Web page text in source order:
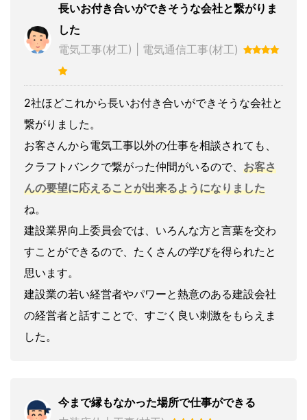
長いお付き合いができそうな会社と繋がりま
した
電気工事(材工) | 電気通信工事(材工)
2社ほどこれから長いお付き合いができそうな会社と
繋がりました。
お客さんから電気工事以外の仕事を相談されても、
クラフトバンクで繋がった仲間がいるので、 お客さ
んの要望に応えることが出来るようになりました
ね。
建設業界向上委員会では、いろんな方と言葉を交わ
すことができるので、たくさんの学びを得られたと
思います。
建設業の若い経営者やパワーと熱意のある建設会社
の経営者と話すことで、すごく良い刺激をもらえま
した。
今まで縁もなかった場所で仕事ができる